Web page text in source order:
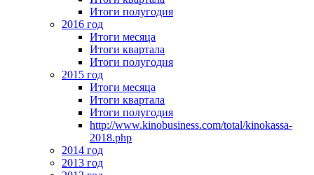
Итоги полугодия
2016 год
Итоги месяца
Итоги квартала
Итоги полугодия
2015 год
Итоги месяца
Итоги квартала
Итоги полугодия
http://www.kinobusiness.com/total/kinokassa-
2018.php
2014 год
2013 год